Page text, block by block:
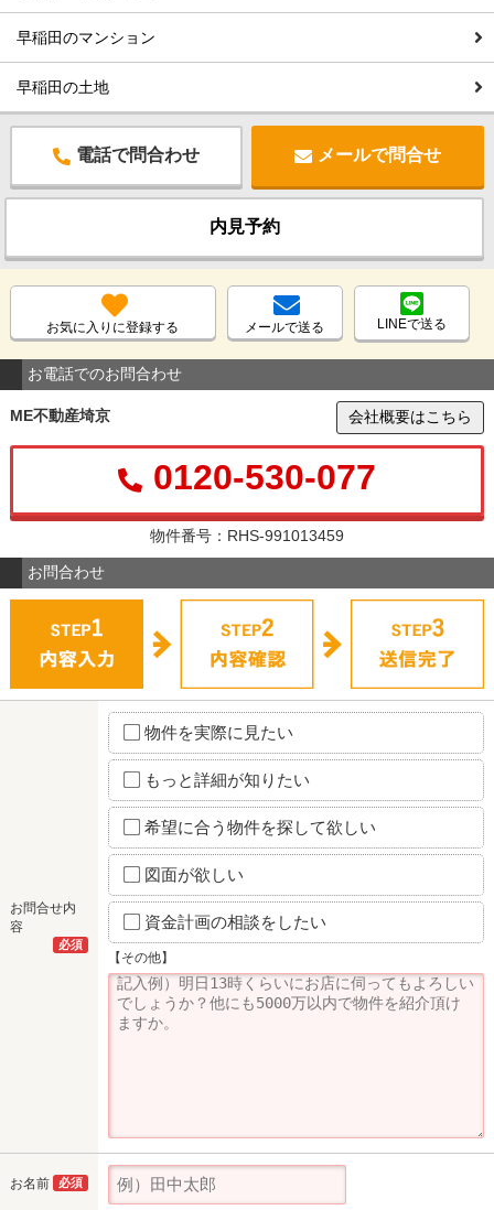
早稲田のマンション
早稲田の土地
電話で問合わせ メールで問合せ
内見予約
お気に入りに登録する メールで送る LINEで送る
お電話でのお問合わせ
ME不動産埼京 会社概要はこちら
0120-530-077
物件番号：RHS-991013459
お問合わせ
お問合せ内
容
必須
物件を実際に見たい
もっと詳細が知りたい
希望に合う物件を探して欲しい
図面が欲しい
資金計画の相談をしたい
【その他】
お名前 必須